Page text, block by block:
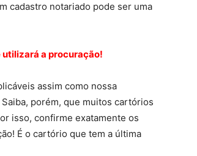
cadastro notariado pode ser uma
utilizará a procuração!
assim como nossa
porém, que muitos cartórios
isso, confirme exatamente os
É o cartório que tem a última